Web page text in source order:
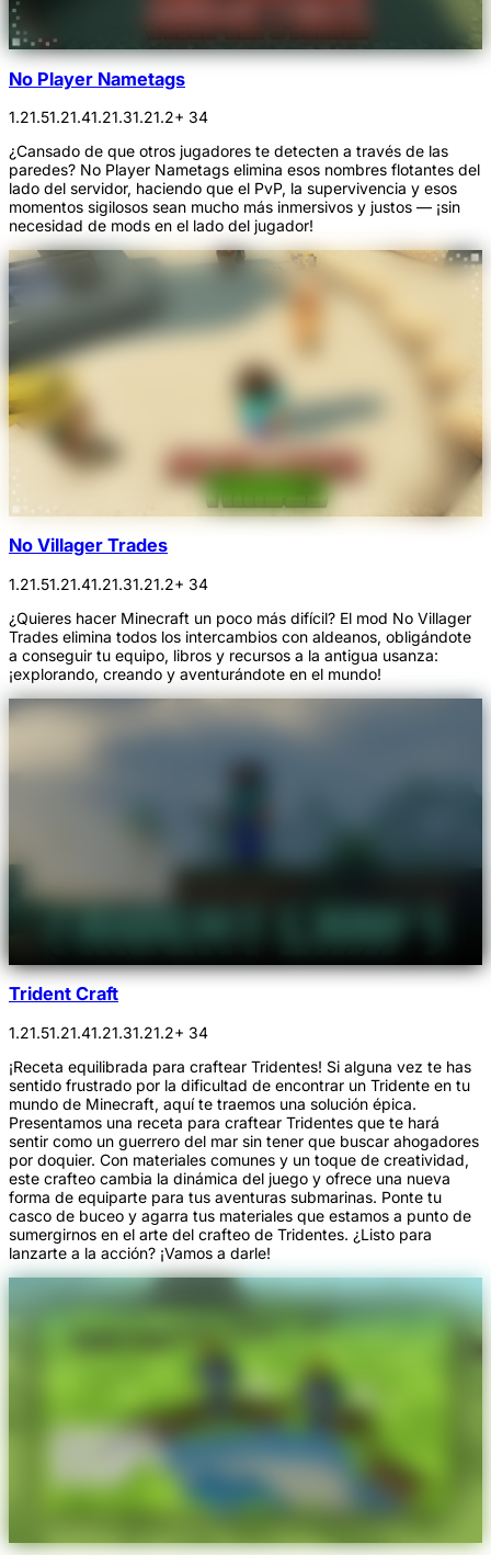
No Player Nametags
1.21.51.21.41.21.31.21.2+ 34
¿Cansado de que otros jugadores te detecten a través de las
paredes? No Player Nametags elimina esos nombres flotantes del
lado del servidor, haciendo que el PvP, la supervivencia y esos
momentos sigilosos sean mucho más inmersivos y justos — ¡sin
necesidad de mods en el lado del jugador!
No Villager Trades
1.21.51.21.41.21.31.21.2+ 34
¿Quieres hacer Minecraft un poco más difícil? El mod No Villager
Trades elimina todos los intercambios con aldeanos, obligándote
a conseguir tu equipo, libros y recursos a la antigua usanza:
¡explorando, creando y aventurándote en el mundo!
Trident Craft
1.21.51.21.41.21.31.21.2+ 34
¡Receta equilibrada para craftear Tridentes! Si alguna vez te has
sentido frustrado por la dificultad de encontrar un Tridente en tu
mundo de Minecraft, aquí te traemos una solución épica.
Presentamos una receta para craftear Tridentes que te hará
sentir como un guerrero del mar sin tener que buscar ahogadores
por doquier. Con materiales comunes y un toque de creatividad,
este crafteo cambia la dinámica del juego y ofrece una nueva
forma de equiparte para tus aventuras submarinas. Ponte tu
casco de buceo y agarra tus materiales que estamos a punto de
sumergirnos en el arte del crafteo de Tridentes. ¿Listo para
lanzarte a la acción? ¡Vamos a darle!